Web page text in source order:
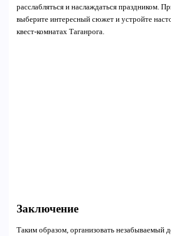
расслабляться и наслаждаться праздником.
выберите интересный сюжет и устройте
квест-комнатах Таганрога.
Заключение
Таким образом, организовать незабываемый